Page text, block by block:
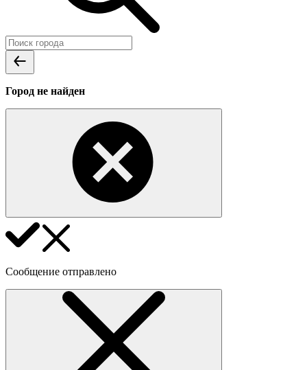
Город не найден
Сообщение отправлено